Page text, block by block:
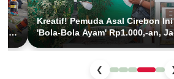
di
Kreatif! Pemuda Asal Cirebon
'Bola-Bola Ayam' Rp1.000,-an,
Anak SD di Jakarta
❮